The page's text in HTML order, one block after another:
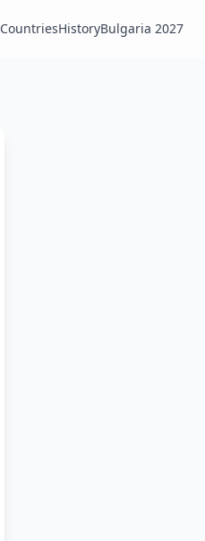
CountriesHistoryBulgaria 2027